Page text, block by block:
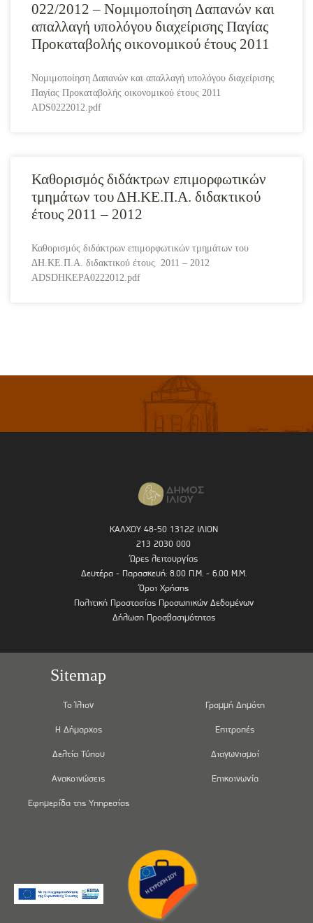
022/2012 – Νομιμοποίηση Δαπανών και
απαλλαγή υπολόγου διαχείρισης Παγίας
Προκαταβολής οικονομικού έτους 2011
Νομιμοποίηση Δαπανών και απαλλαγή υπολόγου διαχείρισης
Παγίας Προκαταβολής οικονομικού έτους 2011
ADS0222012.pdf
Καθορισμός διδάκτρων επιμορφωτικών
τμημάτων του ΔΗ.ΚΕ.Π.Α. διδακτικού
έτους 2011 – 2012
Καθορισμός διδάκτρων επιμορφωτικών τμημάτων του
ΔΗ.ΚΕ.Π.Α. διδακτικού έτους 2011 – 2012
ADSDHKEPA0222012.pdf
ΚΑΛΧΟΥ 48-50 13122 ΙΛΙΟΝ
213 2030 000
Ώρες λειτουργίας
Δευτέρα - Παρασκευή: 8.00 Π.Μ. - 6.00 Μ.Μ.
Όροι Χρήσης
Πολιτική Προστασίας Προσωπικών Δεδομένων
Δήλωση Προσβασιμότητας
Sitemap
Το Ίλιον
Η Δήμαρχος
Δελτία Τύπου
Ανακοινώσεις
Εφημερίδα της Υπηρεσίας
Γραμμή Δημότη
Επιτροπές
Διαγωνισμοί
Επικοινωνία